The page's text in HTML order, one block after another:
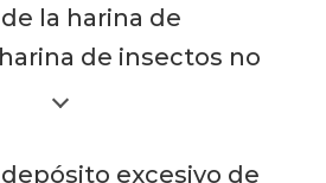
la harina de
de insectos no
salud intestinal del
excesivo de